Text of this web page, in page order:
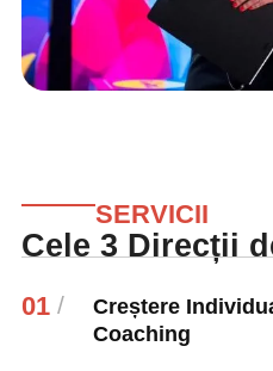
SERVICII
Cele 3 Direcții
01 /
Creștere
Coaching